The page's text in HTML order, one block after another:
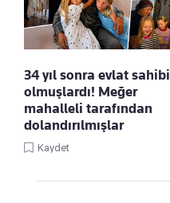
34 yıl sonra evlat sahibi
olmuşlardı! Meğer
mahalleli tarafından
dolandırılmışlar
Kaydet